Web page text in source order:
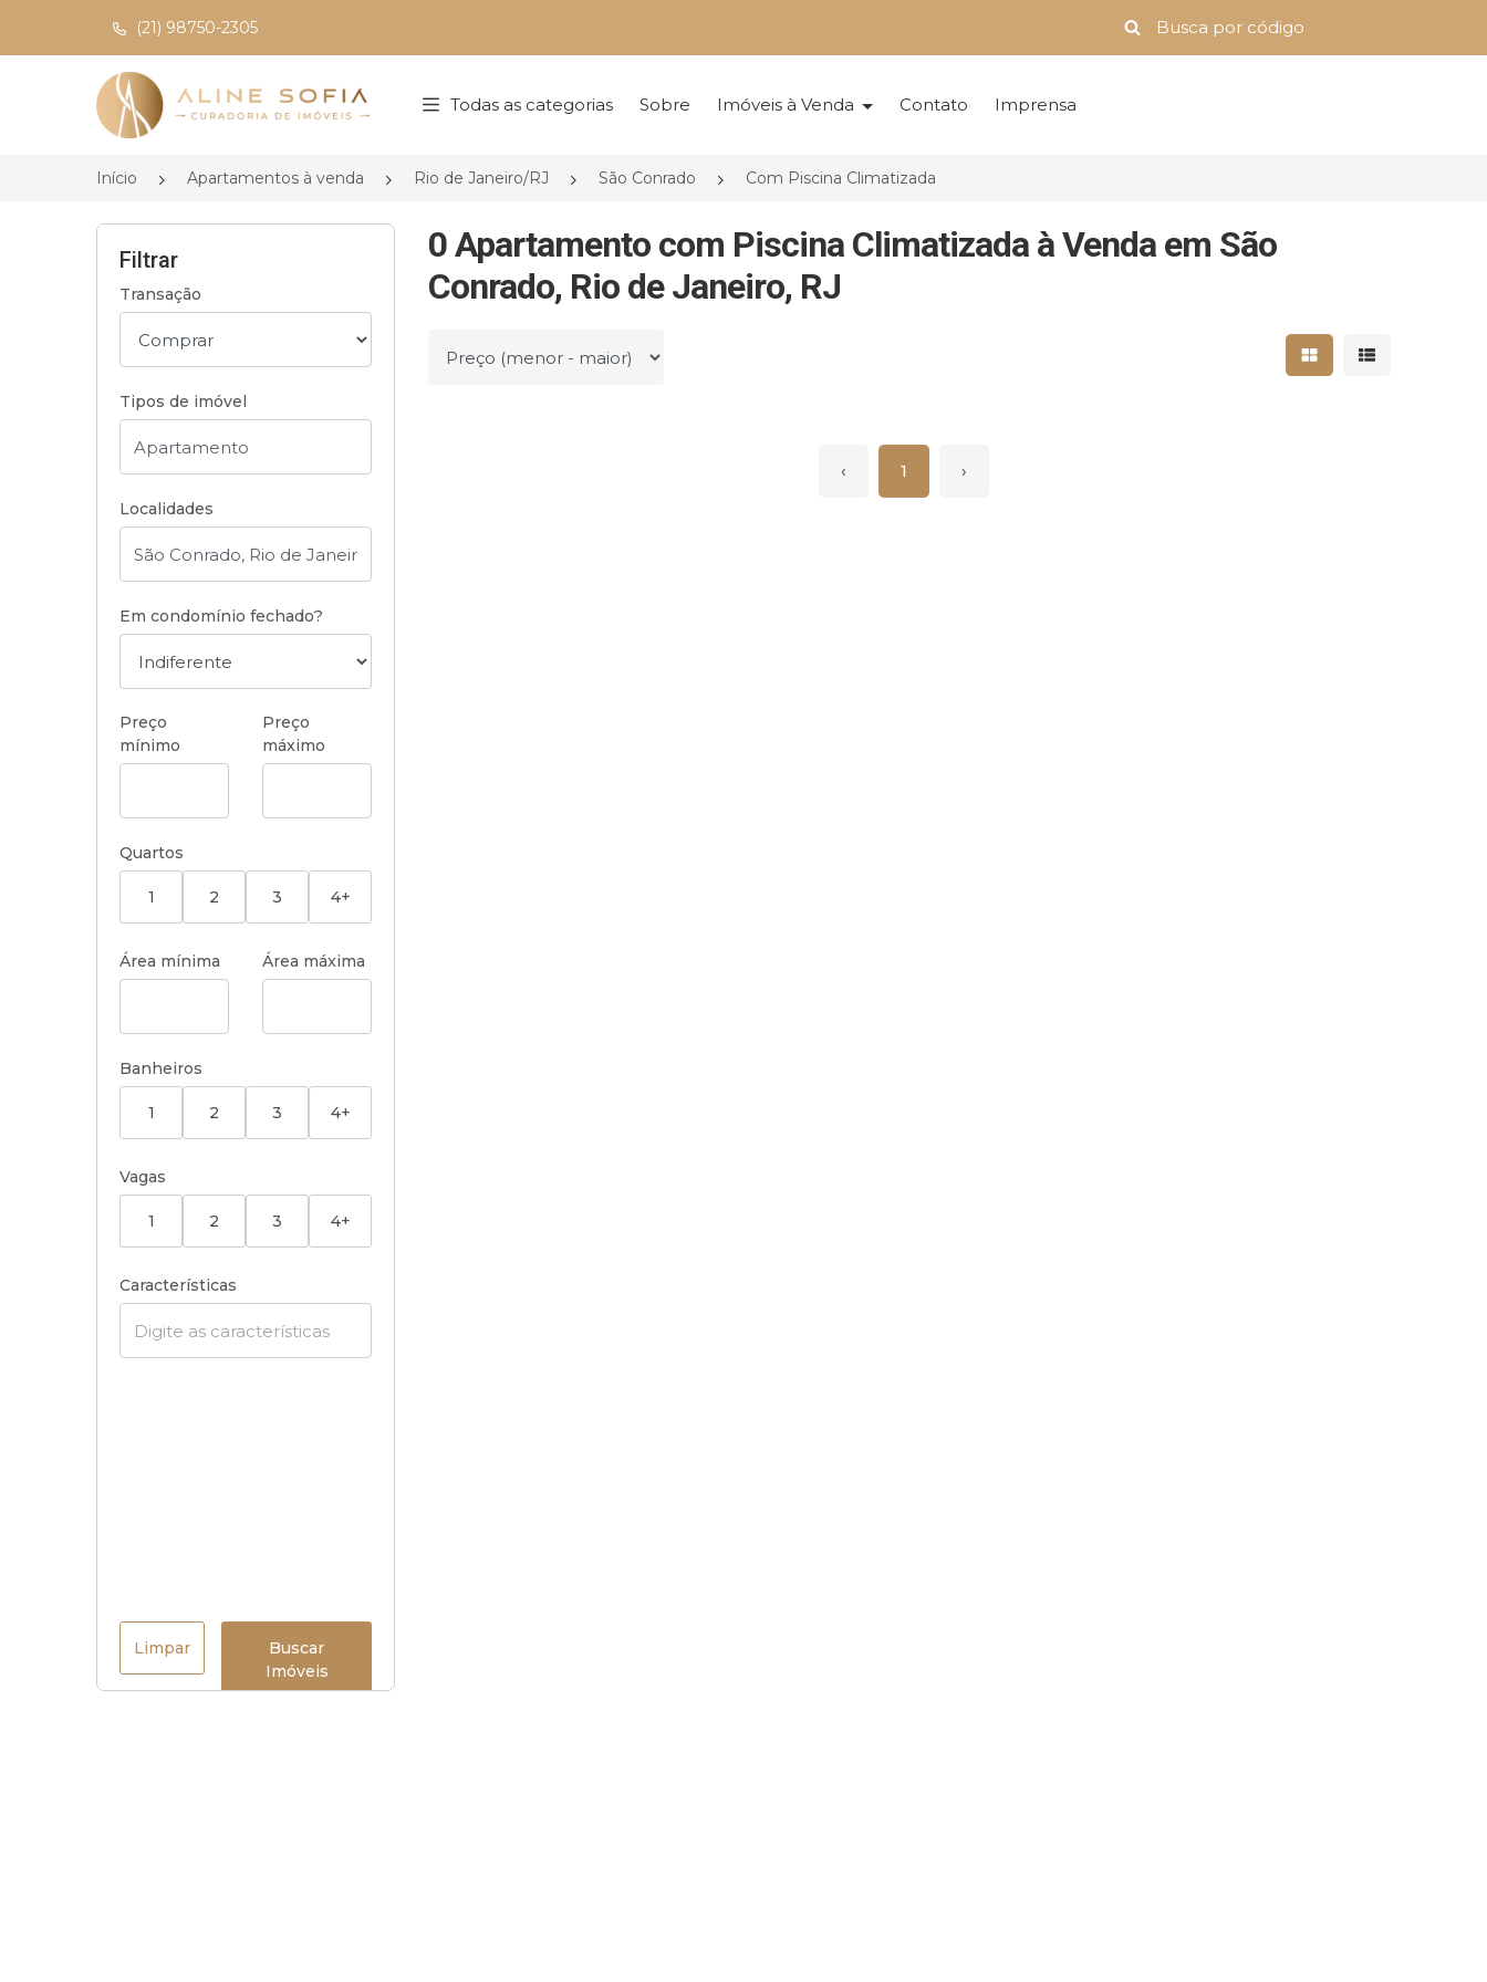
(21) 98750-2305
Página inicial
Todas as categorias Sobre Imóveis à Venda Contato Imprensa
Início Apartamentos à venda Rio de Janeiro/RJ São Conrado Com Piscina Climatizada
Filtrar
Transação
Tipos de imóvel
Localidades
Em condomínio fechado?
Preço
mínimo
Preço
máximo
Quartos
1 2 3 4+
Área mínima Área máxima
Banheiros
1 2 3 4+
Vagas
1 2 3 4+
Características
Limpar
Buscar
Imóveis
0 Apartamento com Piscina Climatizada à Venda em São
Conrado, Rio de Janeiro, RJ
Ordenar por Mostrar resultados
Mostrar
‹ 1 ›